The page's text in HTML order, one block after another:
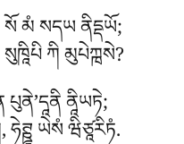
སོ མཾ སདཡ ནིདྡཡོ;
ཀི མུཔེཀྑསེ?
ནཱིཡཏེ;